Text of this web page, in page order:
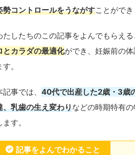
勢コントロールをうながすことができ
たしたちのこの記事をよんでもらえ
とカラダの最適化ができ、妊娠前の
す。
記事では、 40代で出産した2歳・3歳
、乳歯の生え変わりなどの時期特有の
ます。
記事をよんでわかること